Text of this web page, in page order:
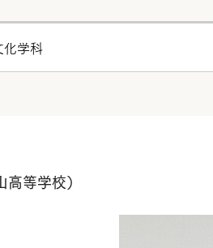
化学科
等学校）